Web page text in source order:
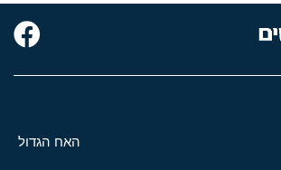
האח הגדול